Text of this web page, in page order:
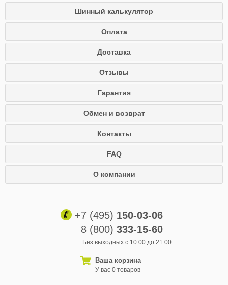
Шинный калькулятор
Оплата
Доставка
Отзывы
Гарантия
Обмен и возврат
Контакты
FAQ
О компании
+7 (495) 150-03-06
8 (800) 333-15-60
Без выходных с 10:00 до 21:00
Ваша корзина
У вас 0 товаров